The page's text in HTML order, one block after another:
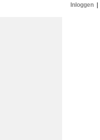
Inloggen